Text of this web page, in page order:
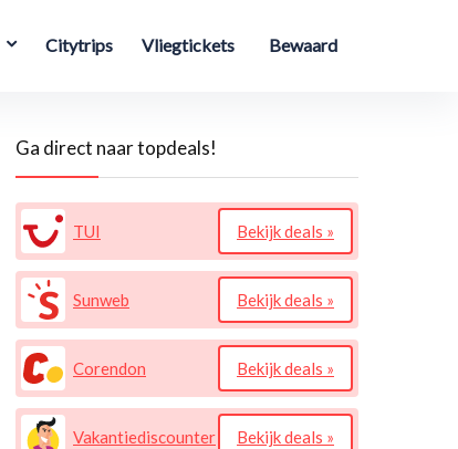
Citytrips Vliegtickets Bewaard
Ga direct naar topdeals!
TUI Bekijk deals »
Sunweb Bekijk deals »
Corendon Bekijk deals »
Vakantiediscounter Bekijk deals »